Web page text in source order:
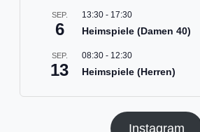
SEP.
6
13:30 - 17:30
Heimspiele (Damen 40)
SEP.
13
08:30 - 12:30
Heimspiele (Herren)
Instagram